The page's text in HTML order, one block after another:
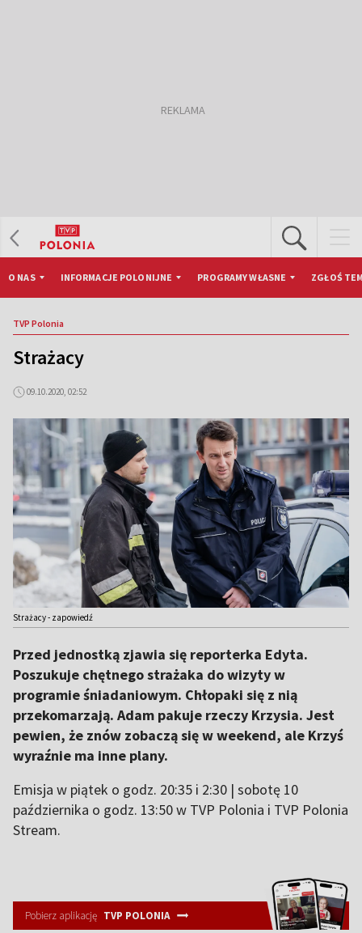
O NAS INFORMACJE POLONIJNE PROGRAMY WŁASNE ZGŁOŚ
TVP Polonia
Strażacy
09.10.2020, 02:52
Strażacy - zapowiedź
Przed jednostką zjawia się reporterka Edyta.
Poszukuje chętnego strażaka do wizyty w
programie śniadaniowym. Chłopaki się z nią
przekomarzają. Adam pakuje rzeczy Krzysia. Jest
pewien, że znów zobaczą się w weekend, ale Krzyś
wyraźnie ma inne plany.
Emisja w piątek o godz. 20:35 i 2:30 | sobotę 10
października o godz. 13:50 w TVP Polonia i TVP Polonia
Stream.
Pobierz aplikację TVP POLONIA